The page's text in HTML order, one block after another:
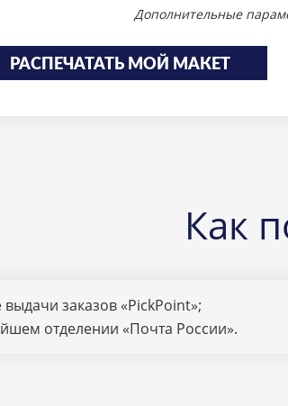
Дополнительные
РАСПЕЧАТАТЬ МОЙ МАКЕТ
Как
выдачи заказов «PickPoint»;
отделении «Почта России».